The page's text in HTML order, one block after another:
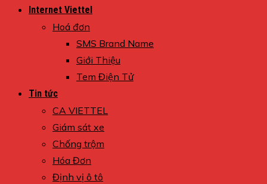
Internet Viettel
Hoá đơn
SMS Brand Name
Giới Thiệu
Tem Điện Tử
Tin tức
CA VIETTEL
Giám sát xe
Chống trộm
Hóa Đơn
Định vị ô tô